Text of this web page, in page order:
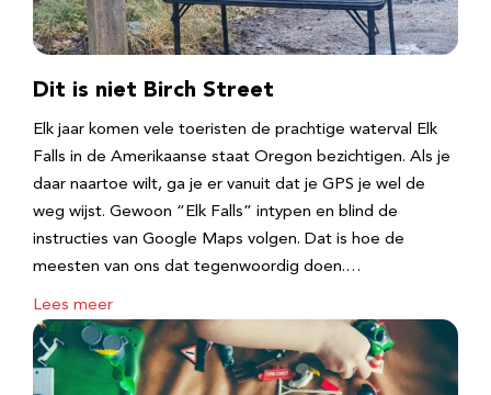
Dit is niet Birch Street
Elk jaar komen vele toeristen de prachtige waterval Elk
Falls in de Amerikaanse staat Oregon bezichtigen. Als je
daar naartoe wilt, ga je er vanuit dat je GPS je wel de
weg wijst. Gewoon “Elk Falls” intypen en blind de
instructies van Google Maps volgen. Dat is hoe de
meesten van ons dat tegenwoordig doen.…
Lees meer